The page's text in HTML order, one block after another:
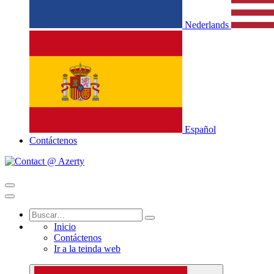
Nederlands
Español
Contáctenos
Inicio
Contáctenos
Ir a la teinda web